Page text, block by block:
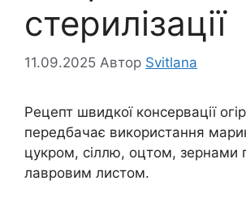
стерилізації
11.09.2025 Автор Svitlana
Рецепт швидкої консервації
передбачає використання
цукром, сіллю, оцтом, зернами
лавровим листом.